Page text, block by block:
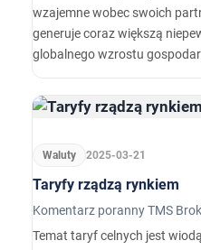
wzajemne wobec swoich
generuje coraz większą
globalnego wzrostu
w Azji, czy Europie spadają.…
Waluty 2025-03-21
Taryfy rządzą rynkiem
Komentarz poranny TMS
Temat taryf celnych jest